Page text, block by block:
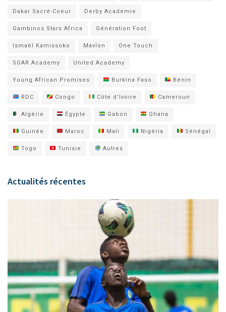
Dakar Sacré-Coeur Derby Académie
Gambinos Stars Africa Génération Foot
Ismaël Kamissoko Mavlon One Touch
SOAR Academy United Academy
Young African Promises Burkina Faso Bénin
RDC Congo Côte d'Ivoire Cameroun
Algérie Égypte Gabon Ghana
Guinée Maroc Mali Nigéria Sénégal
Togo Tunisie Autres
Actualités récentes